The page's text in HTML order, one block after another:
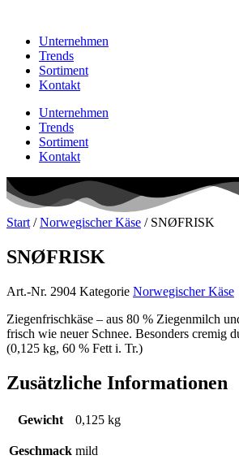
Unternehmen
Trends
Sortiment
Kontakt
Unternehmen
Trends
Sortiment
Kontakt
Start /Norwegischer Käse / SNØFRISK
SNØFRISK
Art.-Nr. 2904 Kategorie Norwegischer Käse
Ziegenfrischkäse – aus 80 % Ziegenmilch
frisch wie neuer Schnee. Besonders cremig
(0,125 kg, 60 % Fett i. Tr.)
Zusätzliche Informationen
Gewicht 0,125 kg
Geschmack mild